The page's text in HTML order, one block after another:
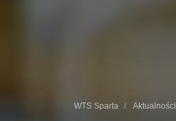
WTS Sparta Aktualności